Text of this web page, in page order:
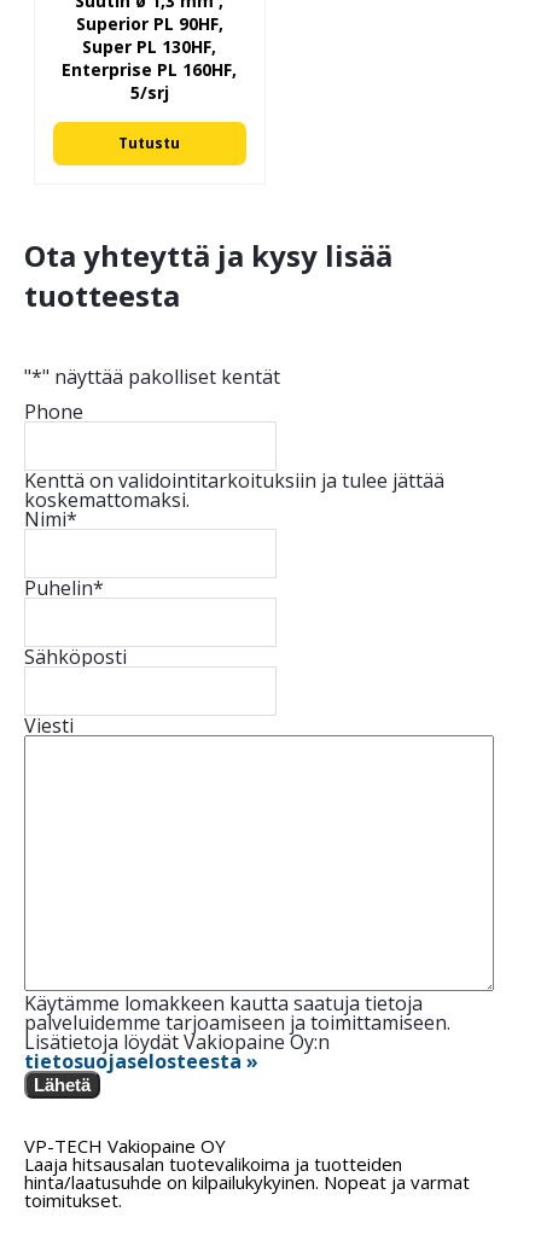
Superior PL 90HF,
Super PL 130HF,
Enterprise PL 160HF,
5/srj
Tutustu
Ota yhteyttä ja kysy lisää
tuotteesta
"*" näyttää pakolliset kentät
Phone
Kenttä on validointitarkoituksiin ja tulee jättää
koskemattomaksi.
Nimi*
Puhelin*
Sähköposti
Viesti
Käytämme lomakkeen kautta saatuja tietoja
palveluidemme tarjoamiseen ja toimittamiseen.
Lisätietoja löydät Vakiopaine Oy:n
tietosuojaselosteesta »
Lähetä
VP-TECH Vakiopaine OY
Laaja hitsausalan tuotevalikoima ja tuotteiden
hinta/laatusuhde on kilpailukykyinen. Nopeat ja varmat
toimitukset.